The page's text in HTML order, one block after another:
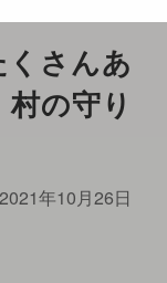
さんあ
の守り
2021年10月26日